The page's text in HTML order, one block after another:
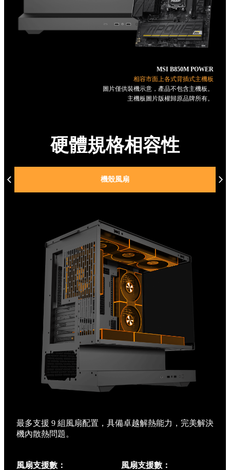
MSI B850M POWER
相容市面上各式背插式主機板
圖片僅供裝機示意，產品不包含主機板。
主機板圖片版權歸原品牌所有。
硬體規格相容性
機殼風扇
HDD/SSD
顯卡支援
塔散支援
電供支援
最多支援 9 組風扇配置，具備卓越解熱能力，完美解決
機內散熱問題。
風扇支援數：
風扇支援數：